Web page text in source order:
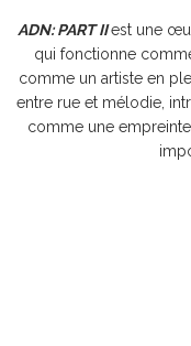
ADN: PART IIest une
qui fonctionne
comme un artiste en
entre rue et mélodie,
comme une